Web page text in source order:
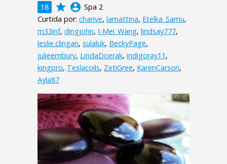
18 grade account_circle Spa 2
Curtida por: charive, lamattina, Etelka_Samu,
m33inf, dingjohn, I-Mei_Wang, lindsay777,
leslie.clingan, sulaluk, BeckyPage,
julieembury, LindaDoerak, indigoray11 ,
kingpro, Teslacoils, ZetiGree, KarenCarson,
Ayla87